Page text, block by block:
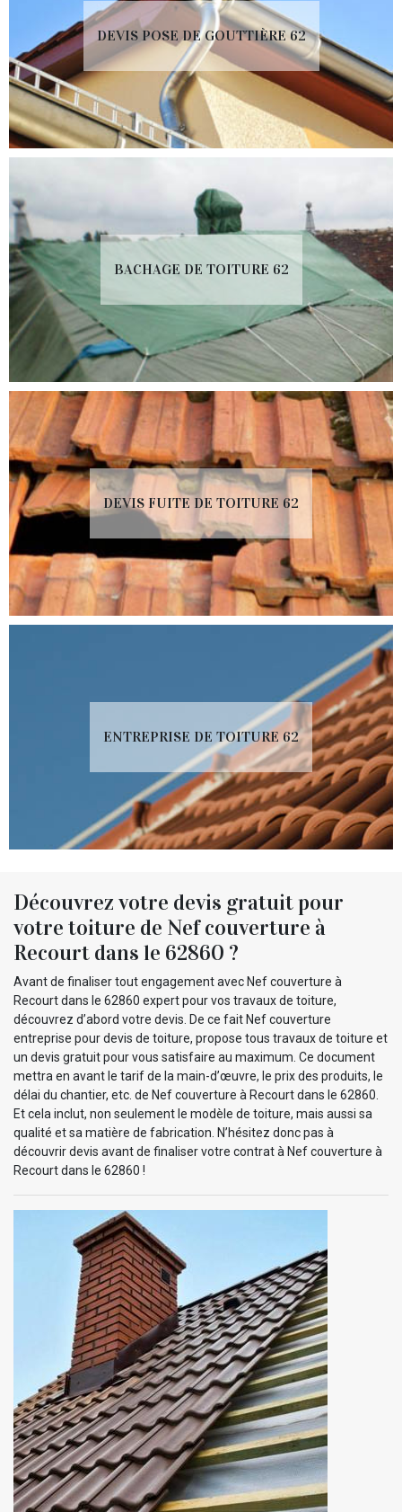
DEVIS POSE DE GOUTTIÈRE 62
BACHAGE DE TOITURE 62
DEVIS FUITE DE TOITURE 62
ENTREPRISE DE TOITURE 62
Découvrez votre devis gratuit pour
votre toiture de Nef couverture à
Recourt dans le 62860 ?
Avant de finaliser tout engagement avec Nef couverture à
Recourt dans le 62860 expert pour vos travaux de toiture,
découvrez d’abord votre devis. De ce fait Nef couverture
entreprise pour devis de toiture, propose tous travaux de toiture et
un devis gratuit pour vous satisfaire au maximum. Ce document
mettra en avant le tarif de la main-d’œuvre, le prix des produits, le
délai du chantier, etc. de Nef couverture à Recourt dans le 62860.
Et cela inclut, non seulement le modèle de toiture, mais aussi sa
qualité et sa matière de fabrication. N’hésitez donc pas à
découvrir devis avant de finaliser votre contrat à Nef couverture à
Recourt dans le 62860 !